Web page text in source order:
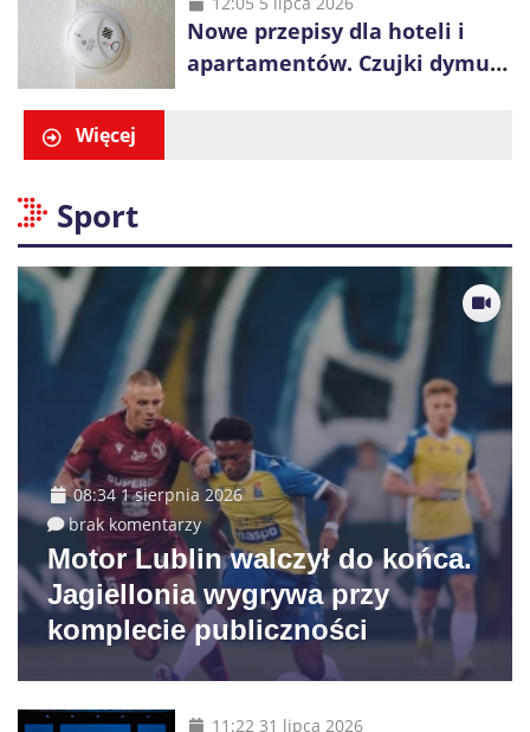
Nowe przepisy dla hoteli i
apartamentów. Czujki dymu
Więcej
Sport
08:34 1 sierpnia 2026
brak komentarzy
Motor Lublin walczył do końca.
Jagiellonia wygrywa przy
komplecie publiczności
11:22 31 lipca 2026